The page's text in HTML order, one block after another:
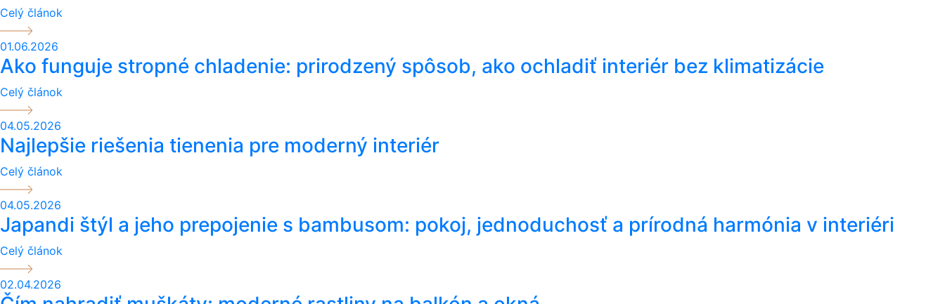
Celý článok
01.06.2026
Ako funguje stropné chladenie: prirodzený spôsob, ako ochladiť interiér bez klimatizácie
Celý článok
04.05.2026
Najlepšie riešenia tienenia pre moderný interiér
Celý článok
04.05.2026
Japandi štýl a jeho prepojenie s bambusom: pokoj, jednoduchosť a prírodná harmónia v interiéri
Celý článok
02.04.2026